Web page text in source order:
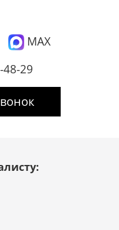
MAX
48-29